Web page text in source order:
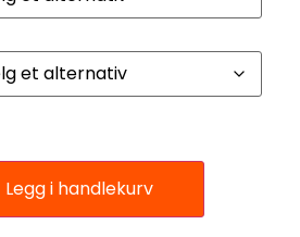
Legg i handlekurv